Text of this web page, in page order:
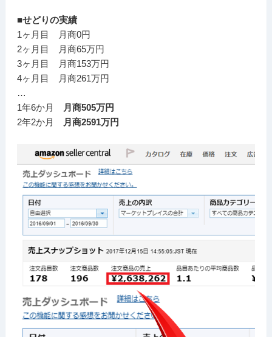
■せどりの実績
1ヶ月目 月商0円
2ヶ月目 月商65万円
3ヶ月目 月商153万円
4ヶ月目 月商261万円
…
1年6か月
月商505万円
2年2か月
月商2591万円